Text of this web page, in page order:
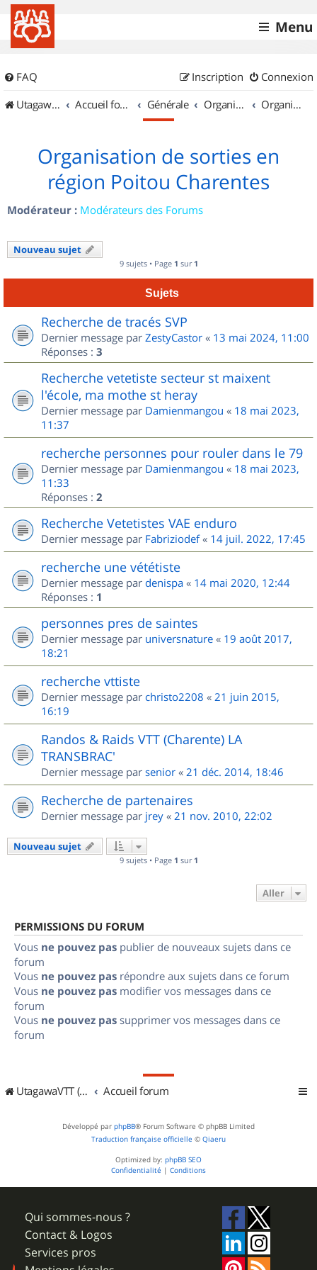
Menu
FAQ Connexion
Inscription
UtagawaVTT (Randos VTT et VTTAE avec traces GPS)
Accueil forum Générale Organisation de sorties & Recherche de partenaires Organisation de sorties en région Poitou Charentes
Organisation de sorties en
région Poitou Charentes
Modérateur : Modérateurs des Forums
Nouveau sujet
9 sujets • Page 1 sur 1
Sujets
Recherche de tracés SVP
Dernier message par ZestyCastor « 13 mai 2024, 11:00
Réponses : 3
Recherche vetetiste secteur st maixent
l'école, ma mothe st heray
Dernier message par Damienmangou « 18 mai 2023,
11:37
recherche personnes pour rouler dans le 79
Dernier message par Damienmangou « 18 mai 2023,
11:33
Réponses : 2
Recherche Vetetistes VAE enduro
Dernier message par Fabriziodef« 14 juil. 2022, 17:45
recherche une vététiste
Dernier message par denispa « 14 mai 2020, 12:44
Réponses : 1
personnes pres de saintes
Dernier message par universnature « 19 août 2017,
18:21
recherche vttiste
Dernier message par christo2208 « 21 juin 2015,
16:19
Randos & Raids VTT (Charente) LA
TRANSBRAC'
Dernier message par senior « 21 déc. 2014, 18:46
Recherche de partenaires
Dernier message par jrey « 21 nov. 2010, 22:02
Nouveau sujet
9 sujets • Page 1 sur 1
Aller
PERMISSIONS DU FORUM
Vous ne pouvez pas publier de nouveaux sujets dans ce
forum
Vous ne pouvez pas répondre aux sujets dans ce forum
Vous ne pouvez pas modifier vos messages dans ce
forum
Vous ne pouvez pas supprimer vos messages dans ce
forum
UtagawaVTT (Randos VTT et VTTAE avec traces GPS) Accueil forum
Développé par phpBB® Forum Software © phpBB Limited
Traduction française officielle © Qiaeru
Optimized by: phpBB SEO
Confidentialité | Conditions
Qui sommes-nous ?
Contact & Logos
Services pros